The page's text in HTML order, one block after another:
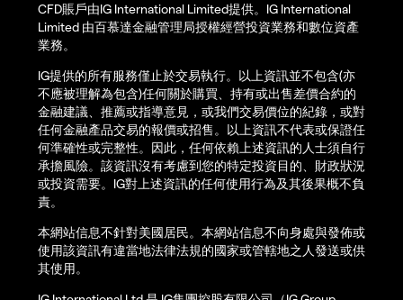
CFD賬戶由IG International Limited提供。IG International
Limited 由百慕達金融管理局授權經營投資業務和數位資產
業務。
IG提供的所有服務僅止於交易執行。以上資訊並不包含(亦
不應被理解為包含)任何關於購買、持有或出售差價合約的
金融建議、推薦或指導意見，或我們交易價位的紀錄，或對
任何金融產品交易的報價或招售。以上資訊不代表或保證任
何準確性或完整性。因此，任何依賴上述資訊的人士須自行
承擔風險。該資訊沒有考慮到您的特定投資目的、財政狀況
或投資需要。IG對上述資訊的任何使用行為及其後果概不負
責。
本網站信息不針對美國居民。本網站信息不向身處與發佈或
使用該資訊有違當地法律法規的國家或管轄地之人發送或供
其使用。